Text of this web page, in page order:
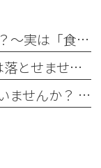
甘いものを食べるとむし歯になる？〜実は「食べる回数」がポイントです〜
歯ブラシだけでは約6割しか汚れは落とせません〜フロスや歯間ブラシが大切な理由〜
朝起きた時のお口、ネバネバしていませんか？ 〜実は細菌が増えているサインかもしれません〜